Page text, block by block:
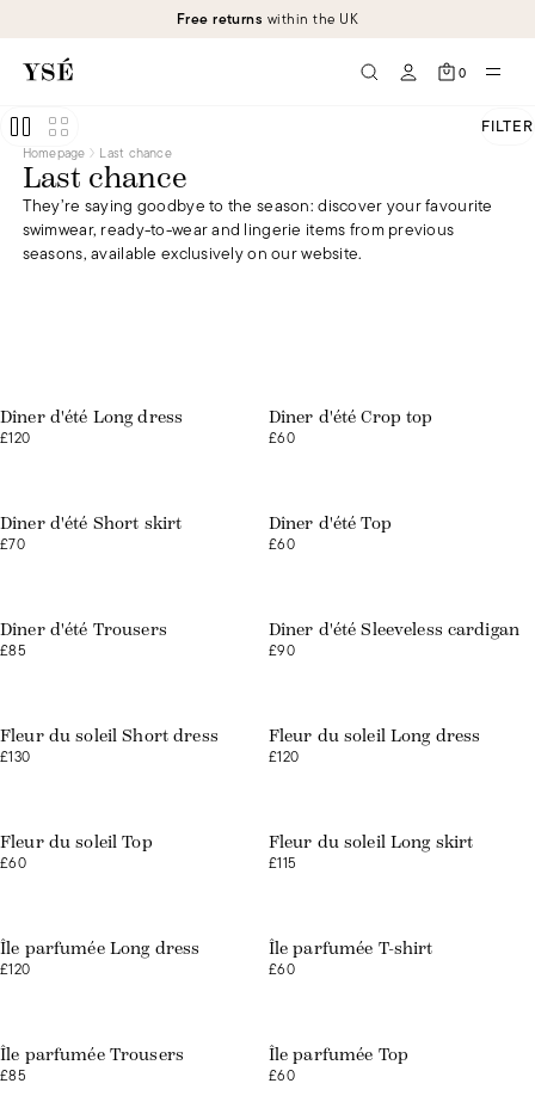
Free returns within the UK
0
FILTER
Homepage Last chance
Last chance
They’re saying goodbye to the season: discover your favourite
swimwear, ready-to-wear and lingerie items from previous
seasons, available exclusively on our website.
Dîner d'été Long dress
£120
Dîner d'été Crop top
£60
Dîner d'été Short skirt
£70
Dîner d'été Top
£60
Dîner d'été Trousers
£85
Dîner d'été Sleeveless cardigan
£90
Fleur du soleil Short dress
£130
Fleur du soleil Long dress
£120
Fleur du soleil Top
£60
Fleur du soleil Long skirt
£115
Île parfumée Long dress
£120
Île parfumée T-shirt
£60
Île parfumée Trousers
£85
Île parfumée Top
£60